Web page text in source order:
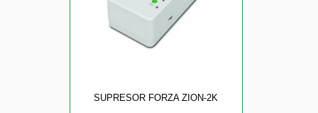
SUPRESOR FORZA ZION-2K